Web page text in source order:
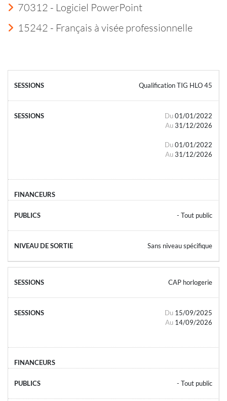
70312 - Logiciel PowerPoint
15242 - Français à visée professionnelle
Qualification TIG HLO 45
Du 01/01/2022
Au 31/12/2026
Du 01/01/2022
Au 31/12/2026
- Tout public
Sans niveau spécifique
CAP horlogerie
Du 15/09/2025
Au 14/09/2026
- Tout public